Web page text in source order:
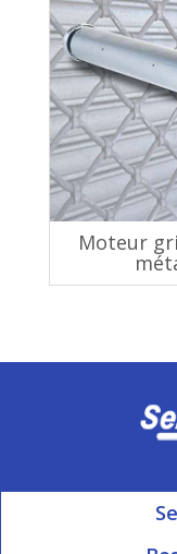
Moteur